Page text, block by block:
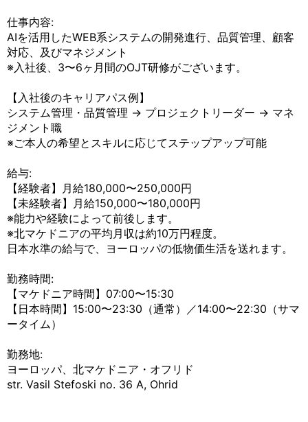
仕事内容:
AIを活用したWEB系システムの開発進行、品質管理、顧客
対応、及びマネジメント
※入社後、3〜6ヶ月間のOJT研修がございます。
【入社後のキャリアパス例】
システム管理・品質管理 → プロジェクトリーダー → マネ
ジメント職
※ご本人の希望とスキルに応じてステップアップ可能
給与:
【経験者】月給180,000〜250,000円
【未経験者】月給150,000〜180,000円
※能力や経験によって前後します。
※北マケドニアの平均月収は約10万円程度。
日本水準の給与で、ヨーロッパの低物価生活を送れます。
勤務時間:
【マケドニア時間】07:00〜15:30
【日本時間】15:00〜23:30（通常）／14:00〜22:30（サマ
ータイム）
勤務地:
ヨーロッパ、北マケドニア・オフリド
str. Vasil Stefoski no. 36 A, Ohrid